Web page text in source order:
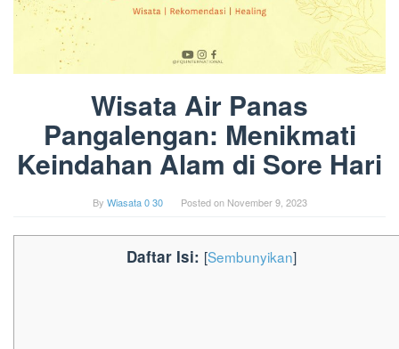
Wisata Air Panas
Pangalengan: Menikmati
Keindahan Alam di Sore Hari
By Wiasata 0 30 Posted on November 9, 2023
Daftar Isi: [Sembunyikan]